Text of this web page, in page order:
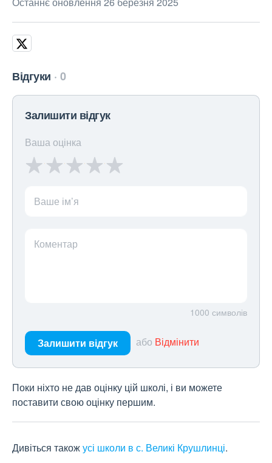
Відгуки 0
Залишити відгук
Ваша оцінка
Ваше ім’я
Коментар
1000 символів
Залишити відгук або Відмінити
Поки ніхто не дав оцінку цій школі, і ви можете
поставити свою оцінку першим.
Дивіться такожусі школи в с. Великі Крушлинці.